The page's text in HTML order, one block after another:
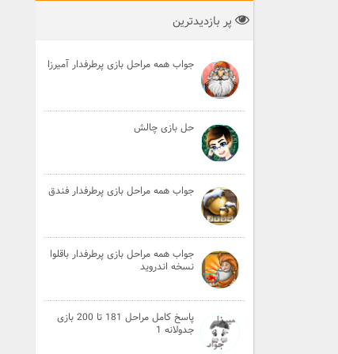
پر بازدیدترین
جواب همه مراحل بازی پرطرفدار آمیرزا
حل بازی چالش
جواب همه مراحل بازی پرطرفدار فندق
جواب همه مراحل بازی پرطرفدار باقلوا
نسخه اندروید
پاسخ کامل مراحل 181 تا 200 بازی
جدولانه 1